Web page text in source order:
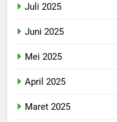
Juli 2025
Juni 2025
Mei 2025
April 2025
Maret 2025